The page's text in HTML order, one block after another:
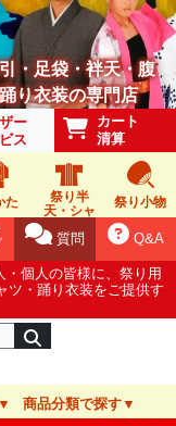
・足袋・袢天・腹
り衣装の専門店
ー
ス
カート
清算
た
祭り半
天・シャ
祭り小物
Q&A
質問
個人の皆様に、祭り用
ツ・踊り衣装をご提供す
商品分類で探す